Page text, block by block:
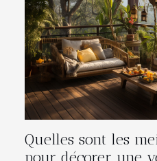
Quelles sont les
pour décorer une